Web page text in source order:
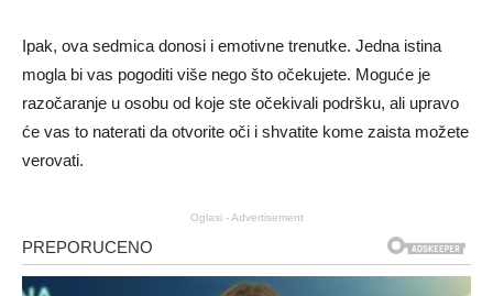
Ipak, ova sedmica donosi i emotivne trenutke. Jedna istina
mogla bi vas pogoditi više nego što očekujete. Moguće je
razočaranje u osobu od koje ste očekivali podršku, ali upravo
će vas to naterati da otvorite oči i shvatite kome zaista možete
verovati.
Oglasi - Advertisement